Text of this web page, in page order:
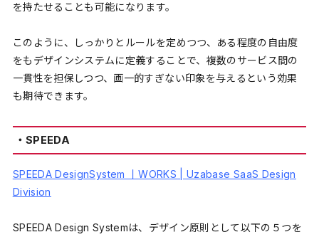
を持たせることも可能になります。
このように、しっかりとルールを定めつつ、ある程度の自由度
をもデザインシステムに定義することで、複数のサービス間の
一貫性を担保しつつ、画一的すぎない印象を与えるという効果
も期待できます。
・SPEEDA
SPEEDA DesignSystem 丨WORKS | Uzabase SaaS Design
Division
SPEEDA Design Systemは、デザイン原則として以下の５つを